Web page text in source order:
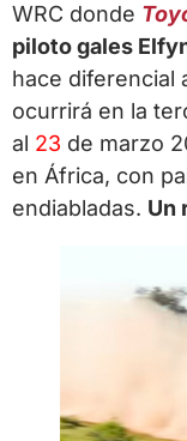
WRC donde
piloto gales
hace diferencial
ocurrirá en la
al 23 de marzo
en África, con
endiabladas. Un